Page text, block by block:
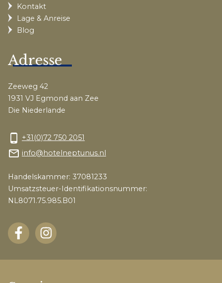
Kontakt
Lage & Anreise
Blog
Adresse
Zeeweg 42
1931 VJ Egmond aan Zee
Die Niederlande
phone_android +31(0)72 750 2051
mail_outline info@hotelneptunus.nl
Handelskammer: 37081233
Umsatzsteuer-Identifikationsnummer:
NL8071.75.985.B01